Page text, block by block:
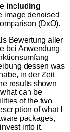
including
image denoised
(DxO).
Bewertung aller
bei Anwendung
dessen was
in der Zeit
results shown
can be
of the two
of what I
packages,
into it.